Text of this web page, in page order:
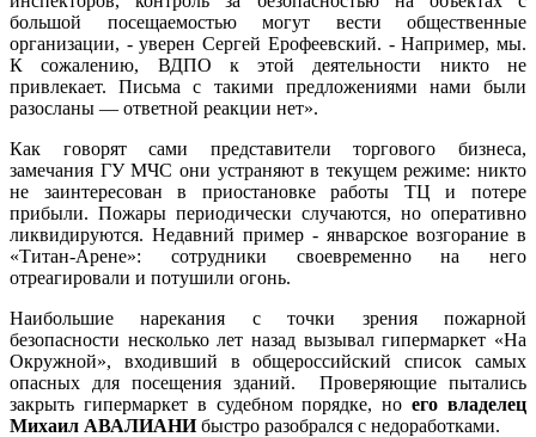
большой посещаемостью могут вести общественные
организации, - уверен Сергей Ерофеевский. - Например, мы.
К сожалению, ВДПО к этой деятельности никто не
привлекает. Письма с такими предложениями нами были
разосланы — ответной реакции нет».
Как говорят сами представители торгового бизнеса,
замечания ГУ МЧС они устраняют в текущем режиме: никто
не заинтересован в приостановке работы ТЦ и потере
прибыли. Пожары периодически случаются, но оперативно
ликвидируются. Недавний пример - январское возгорание в
«Титан-Арене»: сотрудники своевременно на него
отреагировали и потушили огонь.
Наибольшие нарекания с точки зрения пожарной
безопасности несколько лет назад вызывал гипермаркет «На
Окружной», входивший в общероссийский список самых
опасных для посещения зданий. Проверяющие пытались
закрыть гипермаркет в судебном порядке, ноего владелец
Михаил АВАЛИАНИбыстро разобрался с недоработками.